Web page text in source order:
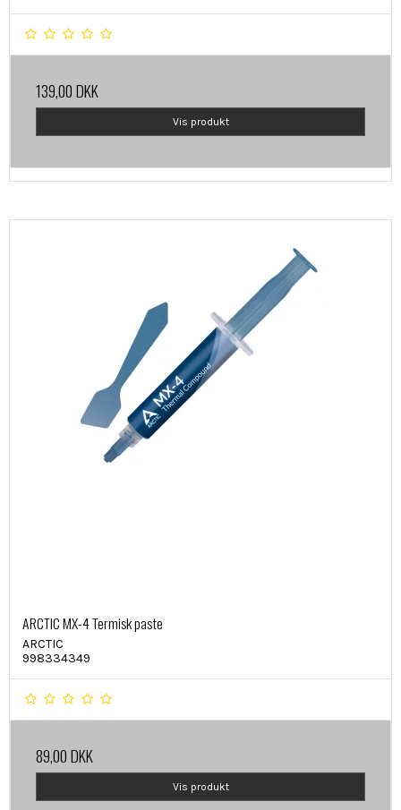
139,00 DKK
Vis produkt
ARCTIC MX-4 Termisk paste
ARCTIC
998334349
89,00 DKK
Vis produkt